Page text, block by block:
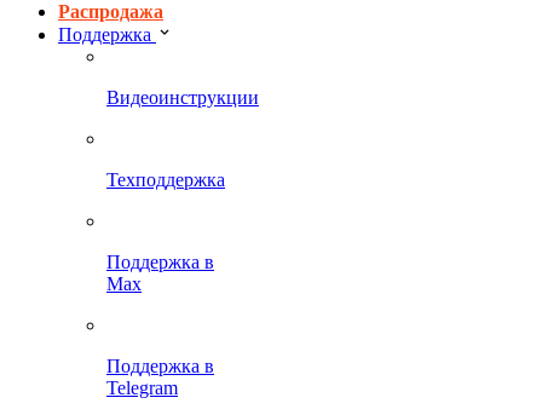
Распродажа
Поддержка
Видеоинструкции
Техподдержка
Поддержка в
Max
Поддержка в
Telegram